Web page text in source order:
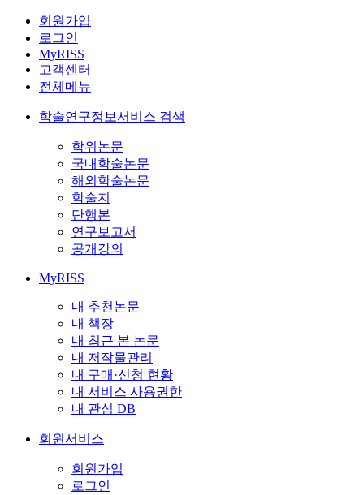
회원가입
로그인
MyRISS
고객센터
전체메뉴
학술연구정보서비스 검색
학위논문
국내학술논문
해외학술논문
학술지
단행본
연구보고서
공개강의
MyRISS
내 추천논문
내 책장
내 최근 본 논문
내 저작물관리
내 구매·신청 현황
내 서비스 사용권한
내 관심 DB
회원서비스
회원가입
로그인